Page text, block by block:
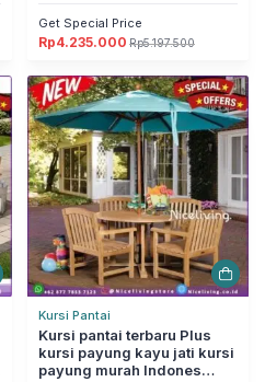
Get Special Price
Rp5.197.500
Harga
adalah:
Rp5.197.500.
Rp4.235.000
Harga
ini
adalah:
Rp4.235.000.
Kursi Pantai
Kursi pantai terbaru Plus
kursi payung kayu jati kursi
payung murah Indones